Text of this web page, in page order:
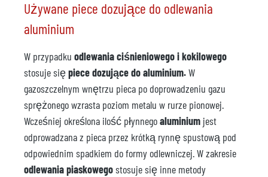
Używane piece dozujące do odlewania
aluminium
W przypadku odlewania ciśnieniowego i kokilowego
stosuje siępiece dozujące do aluminium.W
gazoszczelnym wnętrzu pieca po doprowadzeniu gazu
sprężonego wzrasta poziom metalu w rurze pionowej.
Wcześniej określona ilość płynnegoaluminiumjest
odprowadzana z pieca przez krótką rynnę spustową pod
odpowiednim spadkiem do formy odlewniczej. W zakresie
odlewania piaskowegostosuje się inne metody